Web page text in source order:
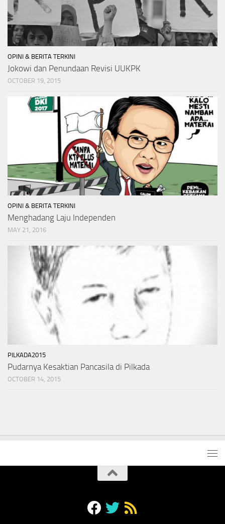
OPINI & BERITA TERKINI
Jokowi dan Penundaan Revisi UUKPK
OCTOBER 19, 2015
OPINI & BERITA TERKINI
Menghadang Laju Independen
MAY 21, 2016
PILKADA2015
Pudarnya Kesaktian Pancasila di Pilkada
OCTOBER 14, 2015